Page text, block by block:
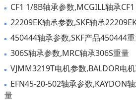
CF1 1/8B轴承参数,MCGILL轴承
22209EK轴承参数,SKF轴承
450444轴承参数,SKF产品450444
306S轴承参数,MRC轴承306S重量
VJMM3219T电机参数,BALDOR电
EFN45-20-502轴承参数,KAYDON
量